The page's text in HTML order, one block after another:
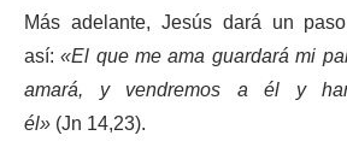
Más adelante, Jesús dará un
así:«El que me ama guardará mi
amará, y vendremos a él y
él»(Jn 14,23).